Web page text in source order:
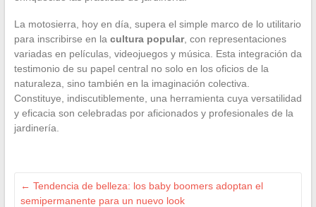
La motosierra, hoy en día, supera el simple marco de lo utilitario
para inscribirse en la cultura popular, con representaciones
variadas en películas, videojuegos y música. Esta integración da
testimonio de su papel central no solo en los oficios de la
naturaleza, sino también en la imaginación colectiva.
Constituye, indiscutiblemente, una herramienta cuya versatilidad
y eficacia son celebradas por aficionados y profesionales de la
jardinería.
← Tendencia de belleza: los baby boomers adoptan el
semipermanente para un nuevo look